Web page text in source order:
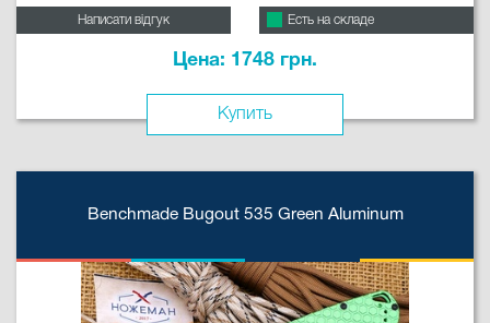
Написати відгук Есть на складе
Цена: 1748 грн.
Купить
Benchmade Bugout 535 Green Aluminum